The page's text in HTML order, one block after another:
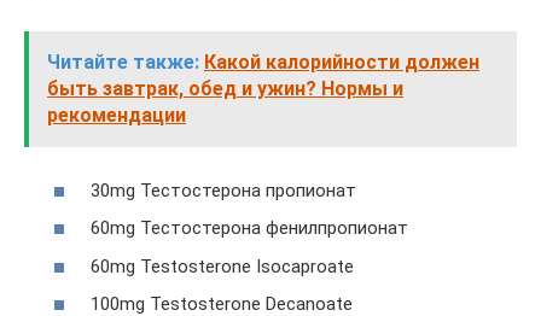
Читайте также: Какой калорийности должен
быть завтрак, обед и ужин? Нормы и
рекомендации
30mg Тестостерона пропионат
60mg Тестостерона фенилпропионат
60mg Testosterone Isocaproate
100mg Testosterone Decanoate